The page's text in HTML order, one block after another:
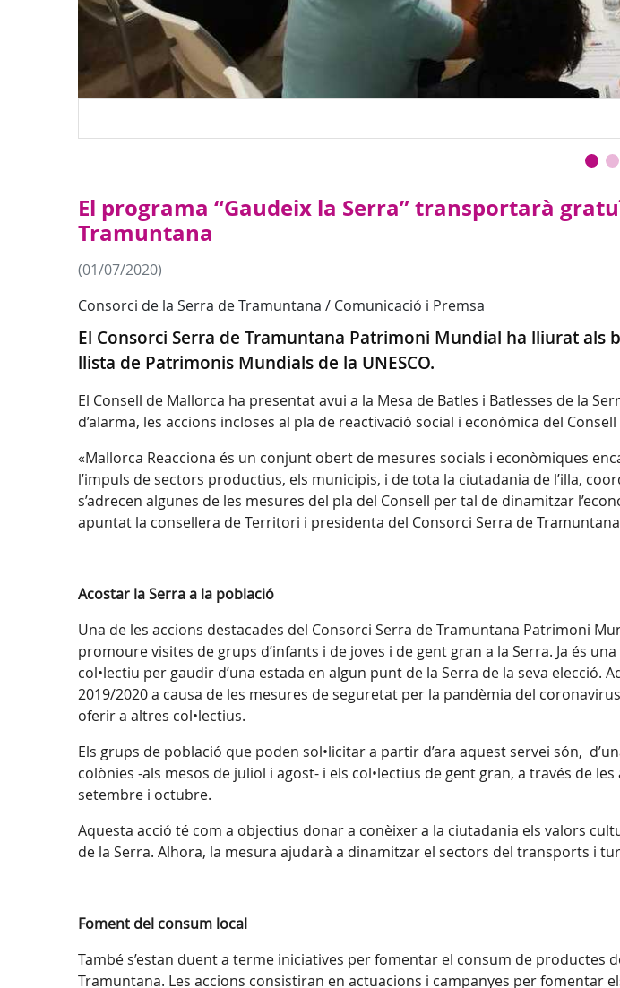
El programa “Gaudeix la Serra” transportarà
Tramuntana
(01/07/2020)
Consorci de la Serra de Tramuntana / Comunicació i Premsa
El Consorci Serra de Tramuntana Patrimoni Mundial ha lliurat
llista de Patrimonis Mundials de la UNESCO.
El Consell de Mallorca ha presentat avui a la Mesa de Batles i Batlesses de la
d’alarma, les accions incloses al pla de reactivació social i econòmica del
«Mallorca Reacciona és un conjunt obert de mesures socials i econòmiques
l’impuls de sectors productius, els municipis, i de tota la ciutadania de l’illa,
s’adrecen algunes de les mesures del pla del Consell per tal de dinamitzar
apuntat la consellera de Territori i presidenta del Consorci Serra de
Acostar la Serra a la població
Una de les accions destacades del Consorci Serra de Tramuntana Patrimoni
promoure visites de grups d’infants i de joves i de gent gran a la Serra. Ja és
col•lectiu per gaudir d’una estada en algun punt de la Serra de la seva
2019/2020 a causa de les mesures de seguretat per la pandèmia del
oferir a altres col•lectius.
Els grups de població que poden sol•licitar a partir d’ara aquest servei són,
colònies -als mesos de juliol i agost- i els col•lectius de gent gran, a través de
setembre i octubre.
Aquesta acció té com a objectius donar a conèixer a la ciutadania els valors
de la Serra. Alhora, la mesura ajudarà a dinamitzar el sectors del transports i
Foment del consum local
També s’estan duent a terme iniciatives per fomentar el consum de
Tramuntana. Les accions consistiran en actuacions i campanyes per fomentar